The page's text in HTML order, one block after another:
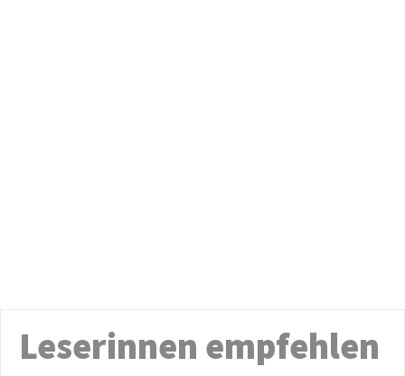
Leserinnen empfehlen